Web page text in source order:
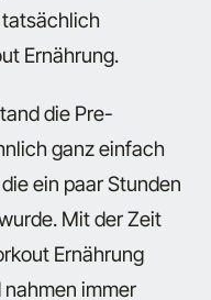
tatsächlich
Ernährung.
die Pre-
ganz einfach
ein paar Stunden
Mit der Zeit
Ernährung
immer